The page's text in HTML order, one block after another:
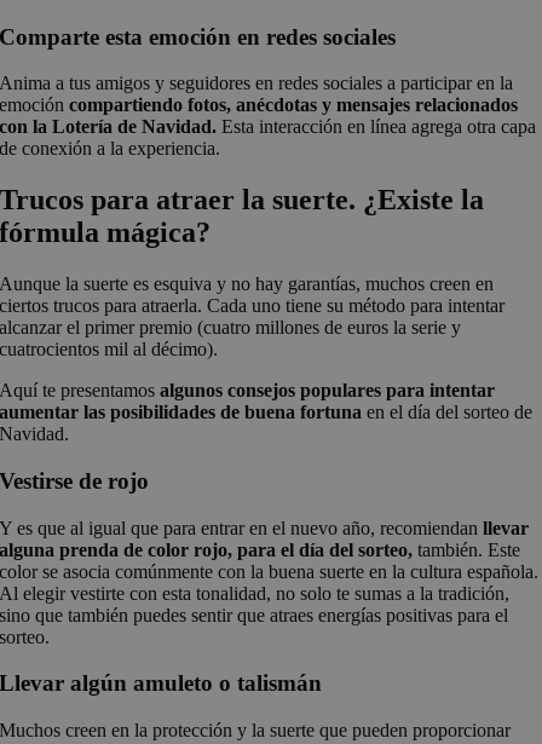
Comparte esta emoción en redes sociales
Anima a tus amigos y seguidores en redes sociales a participar en la
emocióncompartiendo fotos, anécdotas y mensajes relacionados
con la Lotería de Navidad. Esta interacción en línea agrega otra capa
de conexión a la experiencia.
Trucos para atraer la suerte. ¿Existe la
fórmula mágica?
Aunque la suerte es esquiva y no hay garantías, muchos creen en
ciertos trucos para atraerla. Cada uno tiene su método para intentar
alcanzar el primer premio (cuatro millones de euros la serie y
cuatrocientos mil al décimo).
Aquí te presentamos algunos consejos populares para intentar
aumentar las posibilidades de buena fortunaen el día del sorteo de
Navidad.
Vestirse de rojo
Y es que al igual que para entrar en el nuevo año, recomiendanllevar
alguna prenda de color rojo, para el día del sorteo,también. Este
color se asocia comúnmente con la buena suerte en la cultura española.
Al elegir vestirte con esta tonalidad, no solo te sumas a la tradición,
sino que también puedes sentir que atraes energías positivas para el
sorteo.
Llevar algún amuleto o talismán
Muchos creen en la protección y la suerte que pueden proporcionar